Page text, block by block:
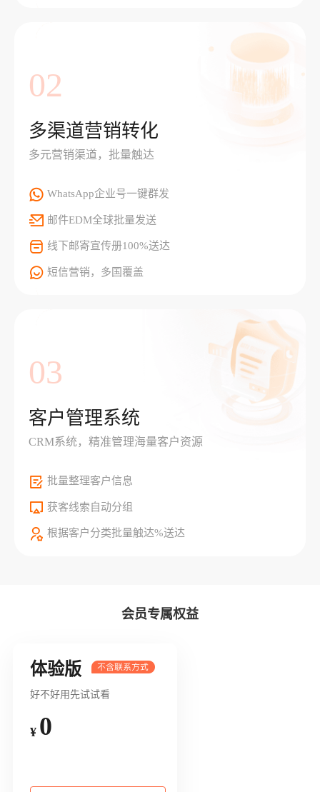
02
多渠道营销转化
多元营销渠道，批量触达
WhatsApp企业号一键群发
邮件EDM全球批量发送
线下邮寄宣传册100%送达
短信营销，多国覆盖
03
客户管理系统
CRM系统，精准管理海量客户资源
批量整理客户信息
获客线索自动分组
根据客户分类批量触达%送达
会员专属权益
体验版
好不好用先试试看
¥ 0